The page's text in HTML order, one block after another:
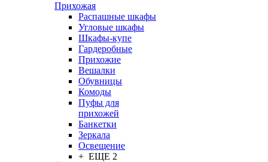
Прихожая
Распашные шкафы
Угловые шкафы
Шкафы-купе
Гардеробные
Прихожие
Вешалки
Обувницы
Комоды
Пуфы для
прихожей
Банкетки
Зеркала
Освещение
+ ЕЩЕ 2